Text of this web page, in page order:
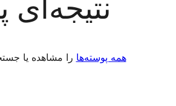
نتیجه‌ای
همه پوسته‌ها را مشاهده یا